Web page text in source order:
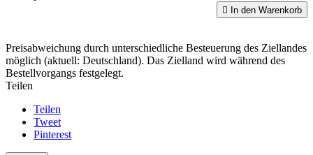
 In den Warenkorb
Preisabweichung durch unterschiedliche Besteuerung des Ziellandes
möglich (aktuell: Deutschland). Das Zielland wird während des
Bestellvorgangs festgelegt.
Teilen
Teilen
Tweet
Pinterest